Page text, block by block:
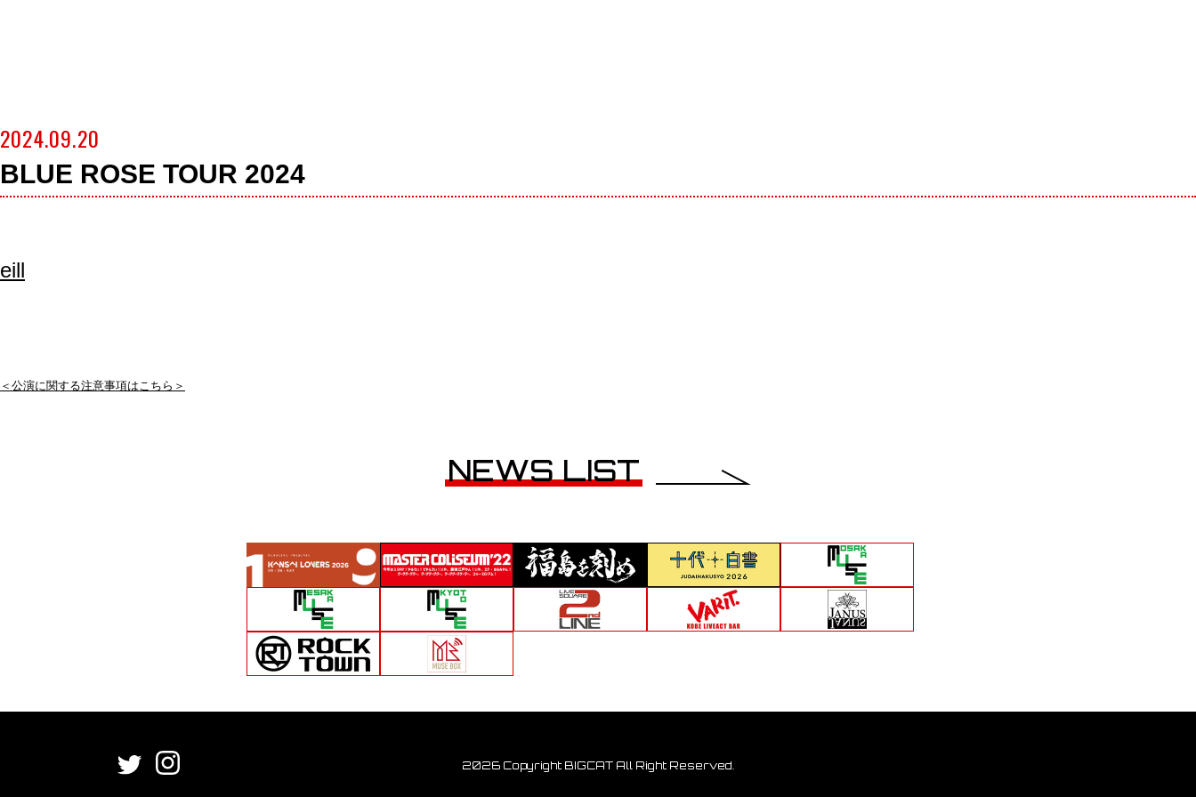
2024.09.20
BLUE ROSE TOUR 2024
eill
＜公演に関する注意事項はこちら＞
NEWS LIST
2026 Copyright BIGCAT All Right Reserved.